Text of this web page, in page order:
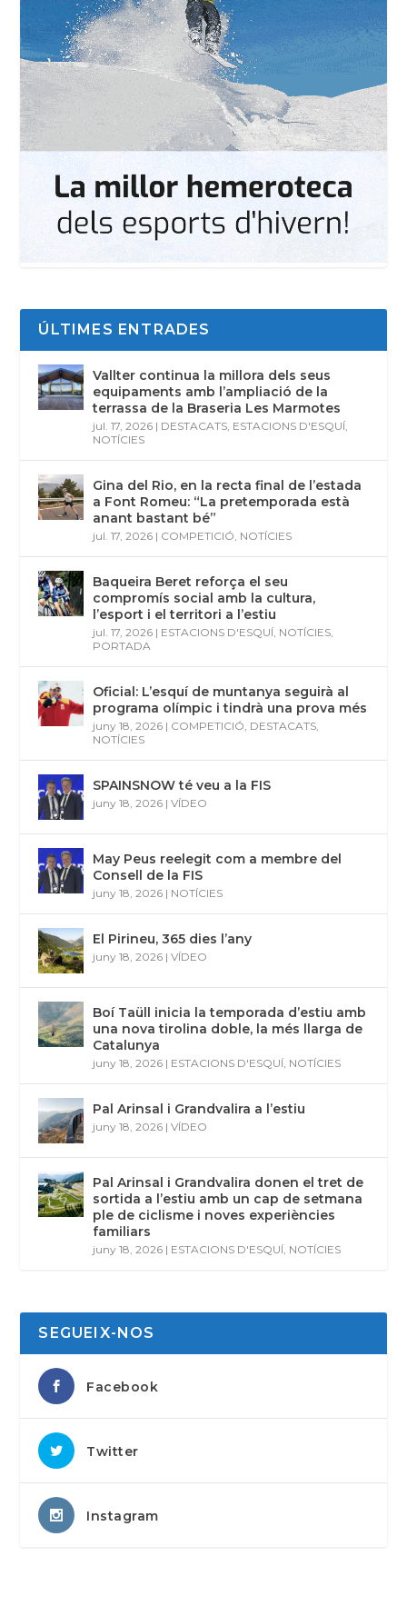
ÚLTIMES ENTRADES
Vallter continua la millora dels seus
equipaments amb l’ampliació de la
terrassa de la Braseria Les Marmotes
jul. 17, 2026 | DESTACATS, ESTACIONS D'ESQUÍ,
NOTÍCIES
Gina del Rio, en la recta final de l’estada
a Font Romeu: “La pretemporada està
anant bastant bé”
jul. 17, 2026 | COMPETICIÓ, NOTÍCIES
Baqueira Beret reforça el seu
compromís social amb la cultura,
l’esport i el territori a l’estiu
jul. 17, 2026 | ESTACIONS D'ESQUÍ, NOTÍCIES,
PORTADA
Oficial: L’esquí de muntanya seguirà al
programa olímpic i tindrà una prova més
juny 18, 2026 | COMPETICIÓ, DESTACATS,
NOTÍCIES
SPAINSNOW té veu a la FIS
juny 18, 2026 |VÍDEO
May Peus reelegit com a membre del
Consell de la FIS
juny 18, 2026 | NOTÍCIES
El Pirineu, 365 dies l’any
juny 18, 2026 |VÍDEO
Boí Taüll inicia la temporada d’estiu amb
una nova tirolina doble, la més llarga de
Catalunya
juny 18, 2026 | ESTACIONS D'ESQUÍ, NOTÍCIES
Pal Arinsal i Grandvalira a l’estiu
juny 18, 2026 |VÍDEO
Pal Arinsal i Grandvalira donen el tret de
sortida a l’estiu amb un cap de setmana
ple de ciclisme i noves experiències
familiars
juny 18, 2026 | ESTACIONS D'ESQUÍ, NOTÍCIES
SEGUEIX-NOS
Facebook
Twitter
Instagram